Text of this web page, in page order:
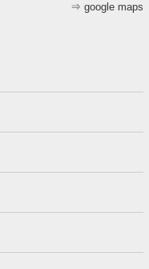
⇒ google maps